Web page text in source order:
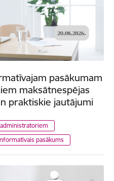
pasākumam
maksātnespējas
praktiskie jautājumi
pasākums